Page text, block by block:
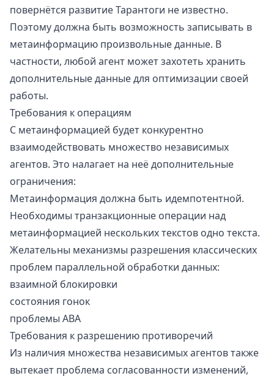
повернётся развитие Тарантоги не известно.
Поэтому должна быть возможность записывать в
метаинформацию произвольные данные. В
частности, любой агент может захотеть хранить
дополнительные данные для оптимизации своей
работы.
Требования к операциям
С метаинформацией будет конкурентно
взаимодействовать множество независимых
агентов. Это налагает на неё дополнительные
ограничения:
Метаинформация должна быть идемпотентной.
Необходимы транзакционные операции над
метаинформацией нескольких текстов одно текста.
Желательны механизмы разрешения классических
проблем параллельной обработки данных:
взаимной блокировки
состояния гонок
проблемы ABA
Требования к разрешению противоречий
Из наличия множества независимых агентов также
вытекает проблема согласованности изменений,